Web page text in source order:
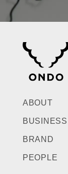
ABOUT
BUSINESS
BRAND
PEOPLE